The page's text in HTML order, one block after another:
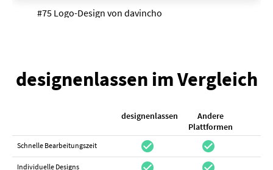
#75 Logo-Design von davincho
designenlassen im Vergleich
designenlassen
Andere
Plattformen
Schnelle Bearbeitungszeit check_circle check_circle
Individuelle Designs